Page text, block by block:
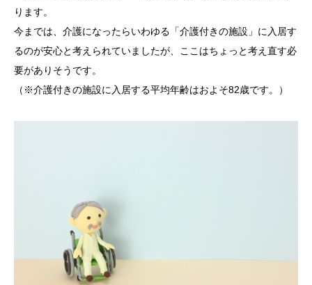
ります。
今までは、介護になったらいわゆる「介護付きの施設」に入居す
るのが安心と考えられていましたが、ここはちょっと考え直す必
要がありそうです。
（※介護付きの施設に入居する平均年齢はおよそ82歳です。）